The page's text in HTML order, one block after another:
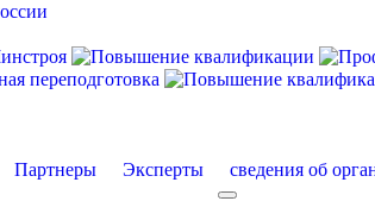
Партнеры Эксперты сведения об
More about: